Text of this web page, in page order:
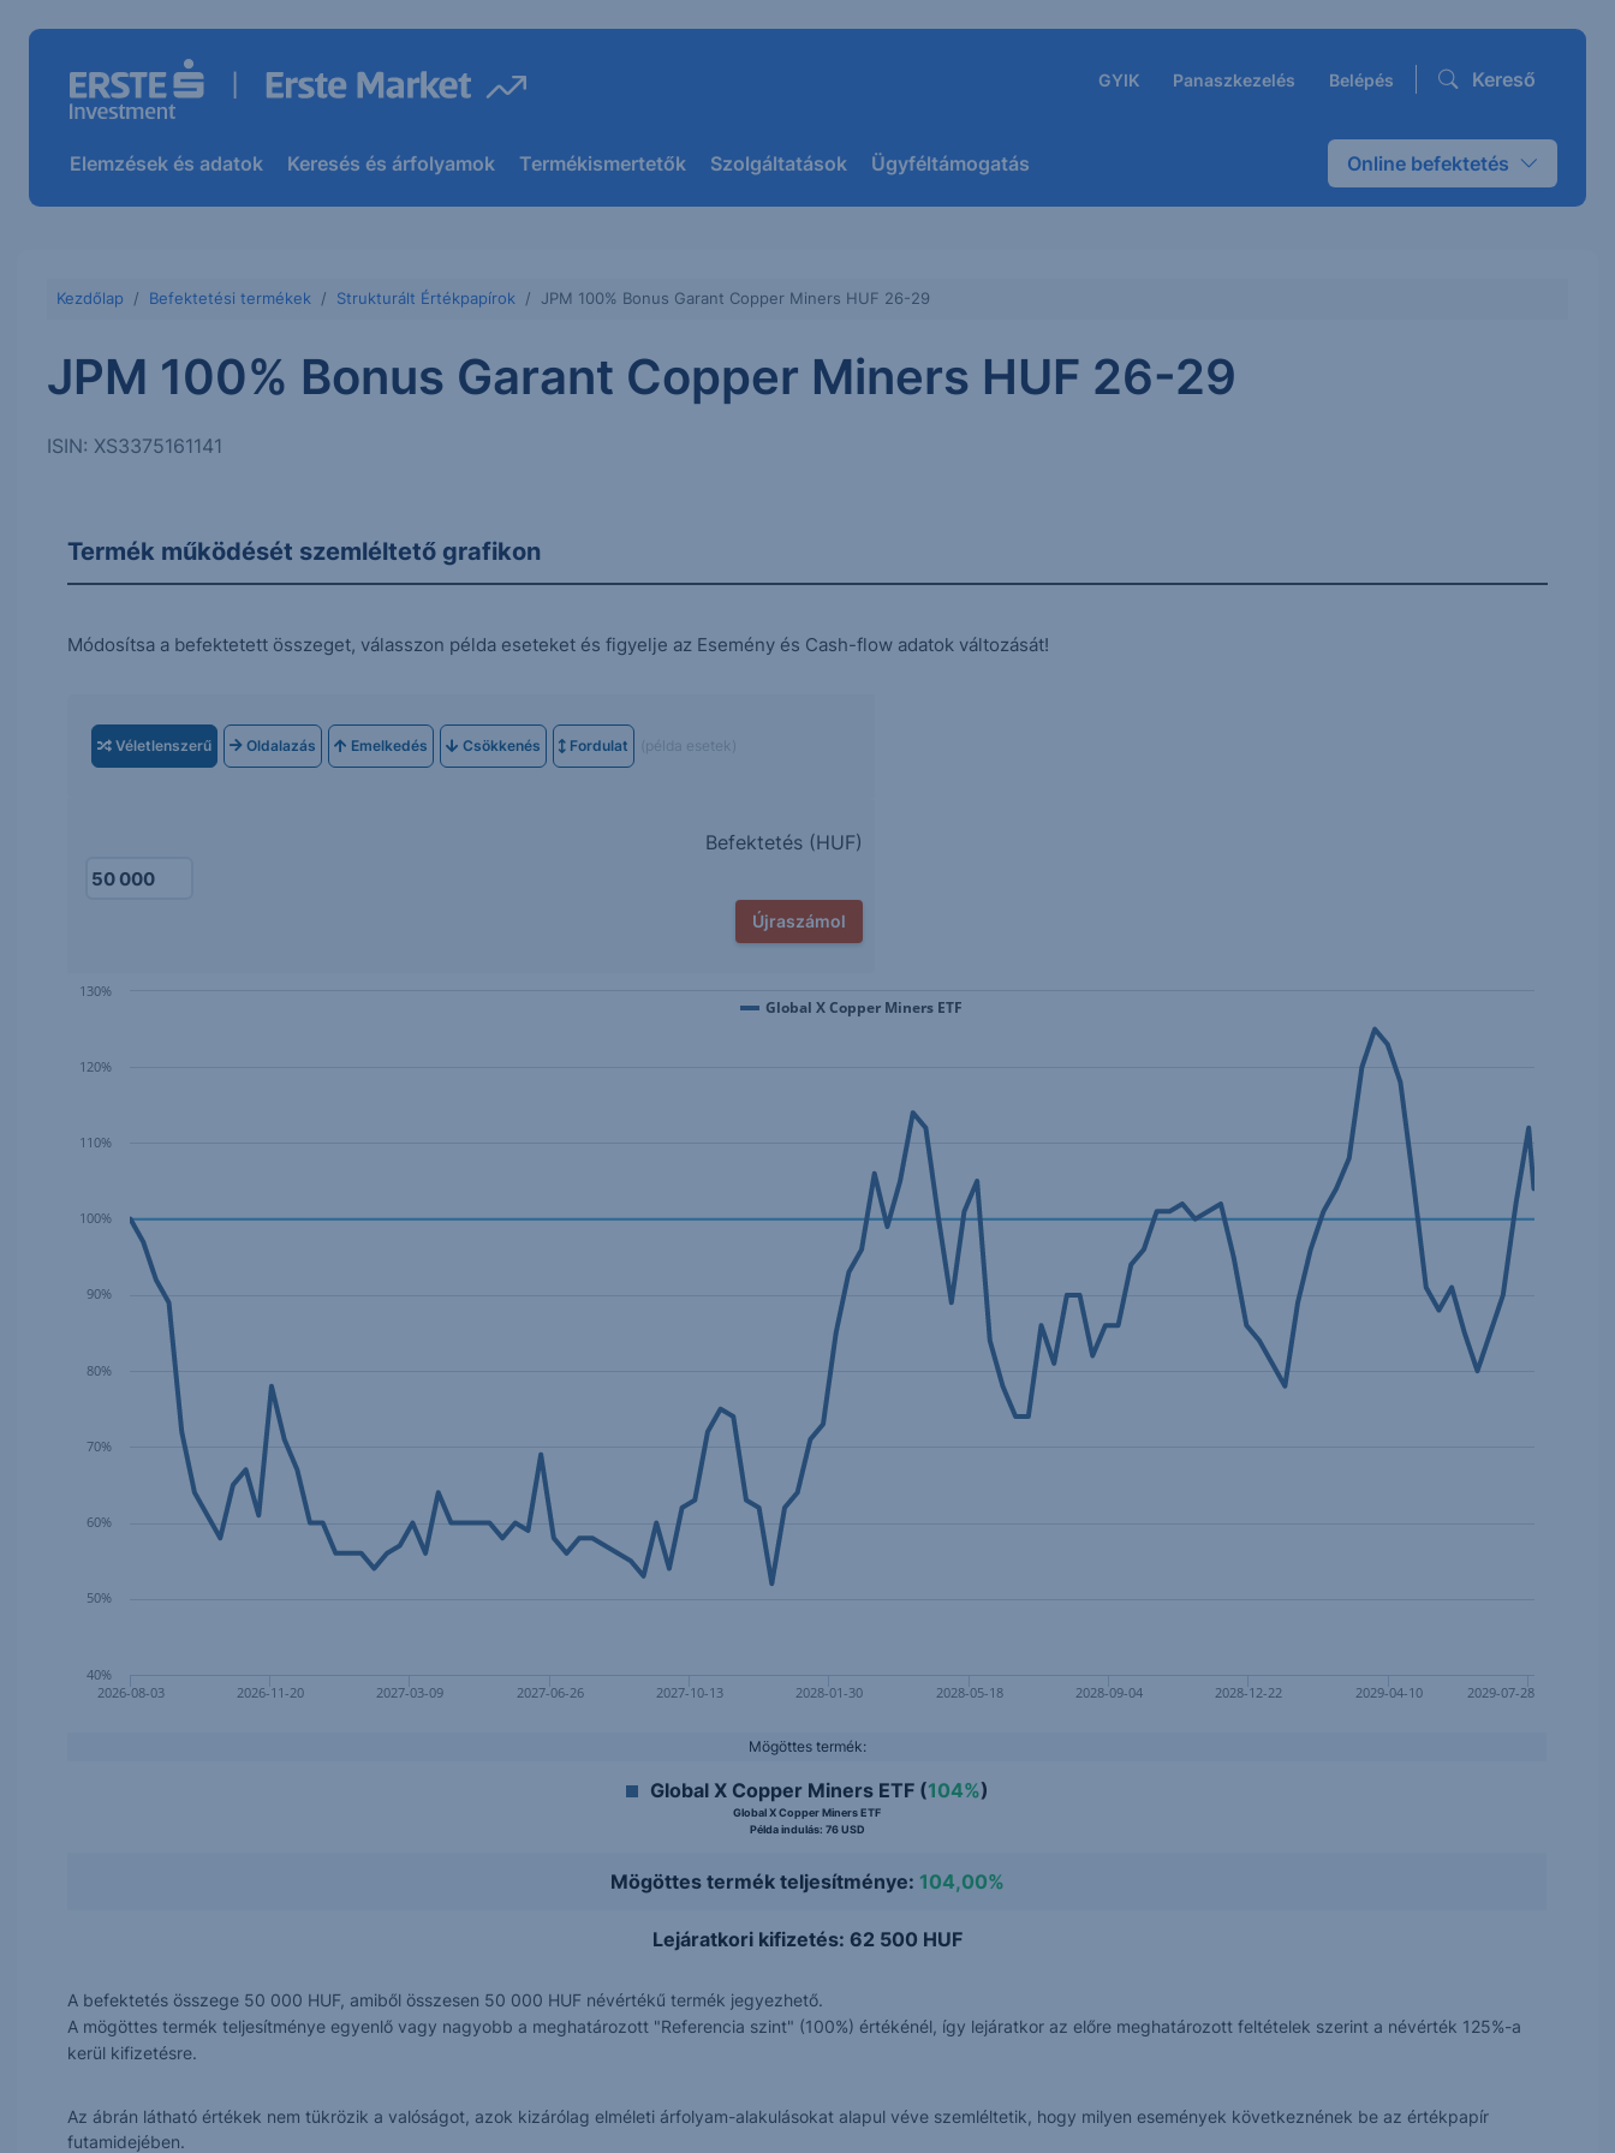
GYIK Panaszkezelés Belépés Kereső
Elemzések és adatok Keresés és árfolyamok Termékismertetők Szolgáltatások Ügyféltámogatás Online befektetés
Kezdőlap Befektetési termékek Strukturált Értékpapírok JPM 100% Bonus Garant Copper Miners HUF 26-29
JPM 100% Bonus Garant Copper Miners HUF 26-29
ISIN: XS3375161141
Termék működését szemléltető grafikon
Módosítsa a befektetett összeget, válasszon példa eseteket és figyelje az Esemény és Cash-flow adatok változását!
Véletlenszerű Oldalazás Emelkedés Csökkenés Fordulat (példa esetek)
Befektetés (HUF)
Újraszámol
Global X Copper Miners ETF
2026-08-03 2026-11-20 2027-03-09 2027-06-26 2027-10-13 2028-01-30 2028-05-18 2028-09-04 2028-12-22 2029-04-10 2029-07-28
40%
60%
80%
100%
120%
50%
70%
90%
110%
130%
Mögöttes termék:
Global X Copper Miners ETF (104%)
Global X Copper Miners ETF
Példa indulás: 76 USD
Mögöttes termék teljesítménye: 104,00%
Lejáratkori kifizetés: 62 500 HUF
A befektetés összege 50 000 HUF, amiből összesen 50 000 HUF névértékű termék jegyezhető.
A mögöttes termék teljesítménye egyenlő vagy nagyobb a meghatározott "Referencia szint" (100%) értékénél, így lejáratkor az előre meghatározott feltételek szerint a névérték 125%-a
kerül kifizetésre.
Az ábrán látható értékek nem tükrözik a valóságot, azok kizárólag elméleti árfolyam-alakulásokat alapul véve szemléltetik, hogy milyen események következnének be az értékpapír
futamidejében.